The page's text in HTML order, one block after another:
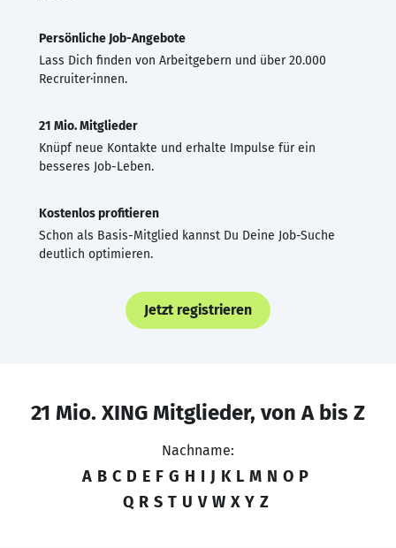
Persönliche Job-Angebote
Lass Dich finden von Arbeitgebern und über 20.000
Recruiter·innen.
21 Mio. Mitglieder
Knüpf neue Kontakte und erhalte Impulse für ein
besseres Job-Leben.
Kostenlos profitieren
Schon als Basis-Mitglied kannst Du Deine Job-Suche
deutlich optimieren.
Jetzt registrieren
21 Mio. XING Mitglieder, von A bis Z
Nachname:
A B C D E F G H I J K L M N O P
Q R S T U V W X Y Z